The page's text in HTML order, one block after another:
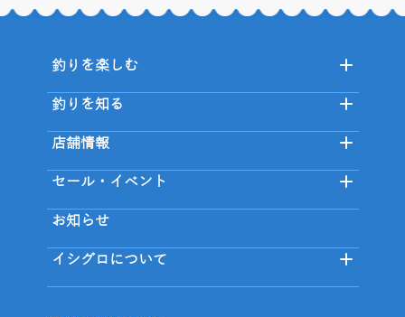
釣りを楽しむ
釣りを知る
店舗情報
セール・イベント
お知らせ
イシグロについて